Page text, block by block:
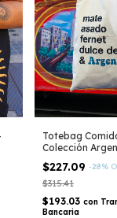
Totebag
Colección
$227.09 -28%
$315.41
$193.03 con
Bancaria